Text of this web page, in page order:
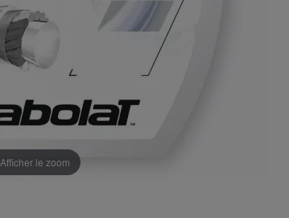
Afficher le zoom